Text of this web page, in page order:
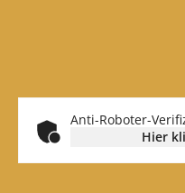
Anti-Roboter-
Hier